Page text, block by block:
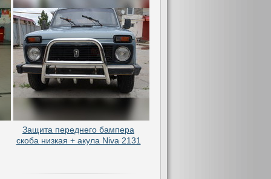
Защита переднего бампера
скоба низкая + акула Niva 2131